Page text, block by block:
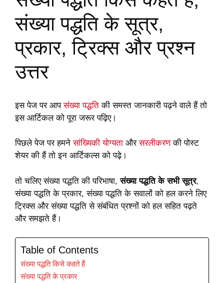
संख्या पद्धति के सूत्र,
प्रकार, ट्रिक्स और प्रश्न
उत्तर
इस पेज पर आपसंख्या पद्धतिकी समस्त जानकारी पढ़ने वाले हैं तो
इस आर्टिकल को पूरा जरूर पढ़िए।
पिछले पेज पर हमनेसांख्यिकी योग्यता औरसरलीकरणकी पोस्ट
शेयर की हैं तो इन आर्टिकल्स को पढ़े।
तो चलिए संख्या पद्धति की परिभाषा,संख्या पद्धति के सभी सूत्र,
संख्या पद्धति के प्रकार, संख्या पद्धति के सवालों को हल करने लिए
ट्रिक्स और संख्या पद्धति से संबंधित प्रश्नों को हल सहित पढ़ते
और समझते हैं।
Table of Contents
संख्या पद्धति किसे कहते हैं
संख्या पद्धति के प्रकार